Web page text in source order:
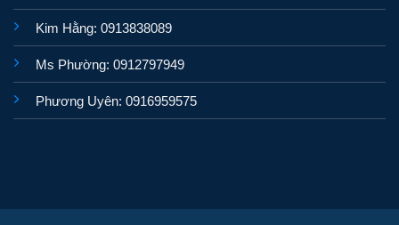
Kim Hằng: 0913838089
Ms Phường: 0912797949
Phương Uyên: 0916959575